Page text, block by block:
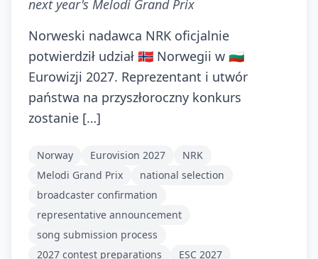
next year's Melodi Grand Prix
Norweski nadawca NRK oficjalnie
potwierdził udział 🇳🇴 Norwegii w 🇧🇬
Eurowizji 2027. Reprezentant i utwór
państwa na przyszłoroczny konkurs
zostanie […]
Norway Eurovision 2027
NRK
Melodi Grand Prix
national selection
broadcaster confirmation
representative announcement
song submission process
2027 contest preparations
ESC 2027